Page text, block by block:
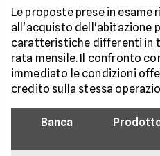
Le proposte prese in
all'acquisto dell'abitazione
caratteristiche differenti in
rata mensile. Il confronto
immediato le condizioni
credito sulla stessa
Banca